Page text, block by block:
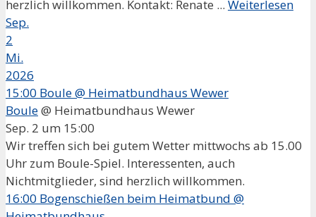
herzlich willkommen. Kontakt: Renate ... Weiterlesen
Sep.
2
Mi.
2026
15:00 Boule@ Heimatbundhaus Wewer
Boule@ Heimatbundhaus Wewer
Sep. 2 um 15:00
Wir treffen sich bei gutem Wetter mittwochs ab 15.00
Uhr zum Boule-Spiel. Interessenten, auch
Nichtmitglieder, sind herzlich willkommen.
16:00 Bogenschießen beim Heimatbund @